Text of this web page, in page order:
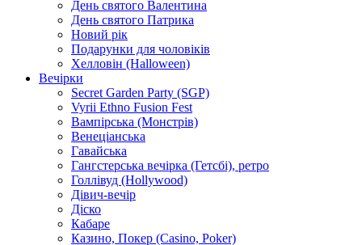
День святого Валентина
День святого Патрика
Новий рік
Подарунки для чоловіків
Хелловін (Halloween)
Вечірки
Secret Garden Party (SGP)
Vyrii Ethno Fusion Fest
Вампірська (Монстрів)
Венеціанська
Гавайська
Гангстерська вечірка (Гетсбі), ретро
Голлівуд (Hollywood)
Дівич-вечір
Діско
Кабаре
Казино, Покер (Casino, Poker)